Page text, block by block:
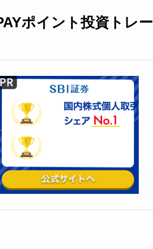
ポイント投資トレ